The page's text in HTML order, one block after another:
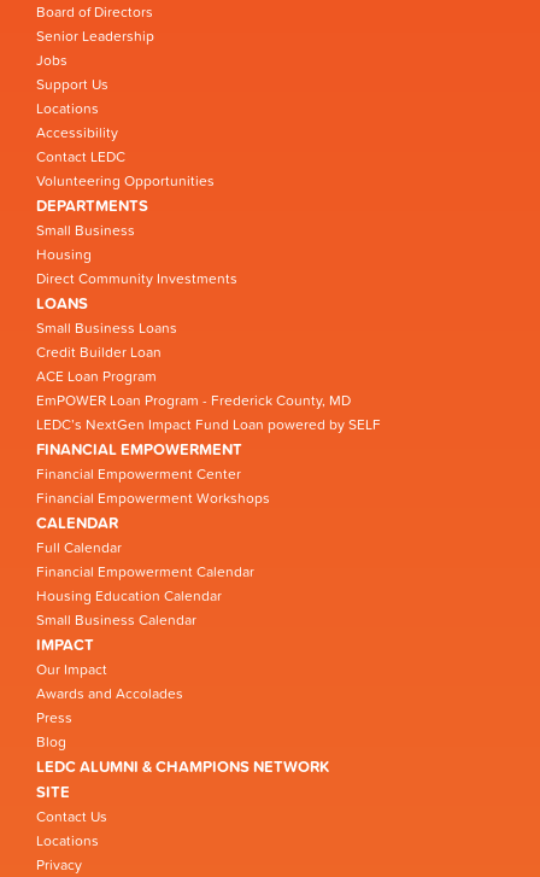
Board of Directors
Senior Leadership
Jobs
Support Us
Locations
Accessibility
Contact LEDC
Volunteering Opportunities
DEPARTMENTS
Small Business
Housing
Direct Community Investments
LOANS
Small Business Loans
Credit Builder Loan
ACE Loan Program
EmPOWER Loan Program - Frederick County, MD
LEDC’s NextGen Impact Fund Loan powered by SELF
FINANCIAL EMPOWERMENT
Financial Empowerment Center
Financial Empowerment Workshops
CALENDAR
Full Calendar
Financial Empowerment Calendar
Housing Education Calendar
Small Business Calendar
IMPACT
Our Impact
Awards and Accolades
Press
Blog
LEDC ALUMNI & CHAMPIONS NETWORK
SITE
Contact Us
Locations
Privacy